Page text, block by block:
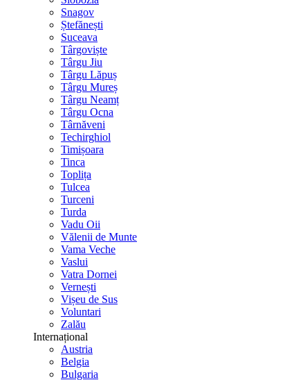
Snagov
Ștefănești
Suceava
Târgoviște
Târgu Jiu
Târgu Lăpuș
Târgu Mureș
Târgu Neamț
Târgu Ocna
Târnăveni
Techirghiol
Timișoara
Tinca
Toplița
Tulcea
Turceni
Turda
Vadu Oii
Vălenii de Munte
Vama Veche
Vaslui
Vatra Dornei
Vernești
Vișeu de Sus
Voluntari
Zalău
Internațional
Austria
Belgia
Bulgaria